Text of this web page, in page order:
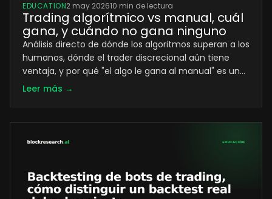
EDUCATION2 may 202610 min de lectura
Trading algorítmico vs manual, cuál
gana, y cuándo no gana ninguno
Análisis directo de dónde los algoritmos superan a los
humanos, dónde el trader discrecional aún tiene
ventaja, y por qué "el algo le gana al manual" es un…
Leer más →